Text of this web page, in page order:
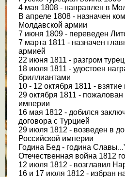
4 мая 1808 - направлен в
В апреле 1808 - назначен
Молдавской армии
7 июня 1809 - переведен
7 марта 1811 - назначен
армией
22 июня 1811 - разгром
18 июля 1811 - удостоен
бриллиантами
10 - 12 октября 1811 -
29 октября 1811 -
империи
16 мая 1812 - добился
договора с Турцией
29 июля 1812 - возведен в
Российской империи
Година Бед - година
Отечественная война 1812
12 июля 1812 - возглавил
16 и 17 июля 1812 - избран